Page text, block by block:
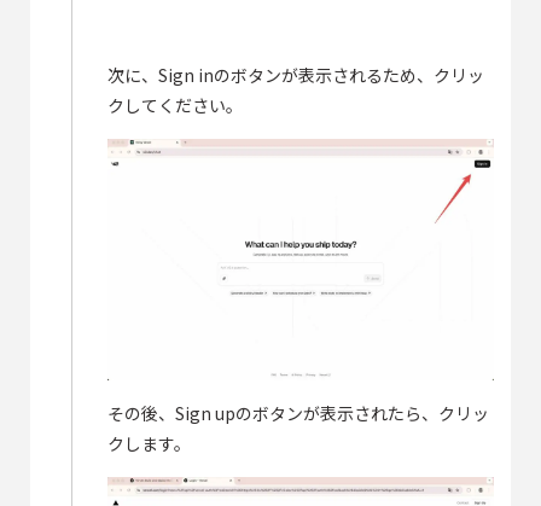
次に、Sign inのボタンが表示されるため、クリッ
クしてください。
その後、Sign upのボタンが表示されたら、クリッ
クします。